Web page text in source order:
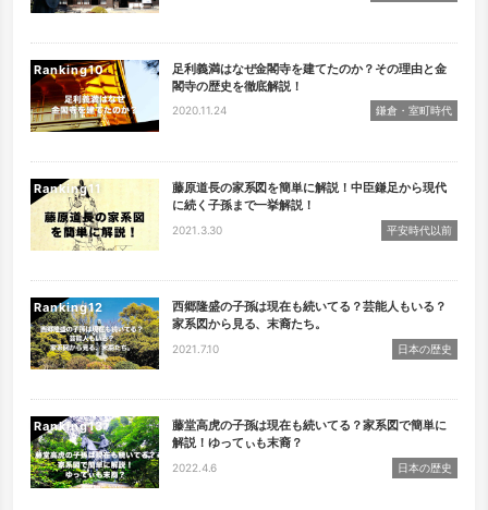
Ranking
足利義満はなぜ金閣寺を建てたのか？その理由と金
閣寺の歴史を徹底解説！
2020.11.24 鎌倉・室町時代
Ranking
藤原道長の家系図を簡単に解説！中臣鎌足から現代
に続く子孫まで一挙解説！
2021.3.30 平安時代以前
Ranking
西郷隆盛の子孫は現在も続いてる？芸能人もいる？
家系図から見る、末裔たち。
2021.7.10 日本の歴史
Ranking
藤堂高虎の子孫は現在も続いてる？家系図で簡単に
解説！ゆってぃも末裔？
2022.4.6 日本の歴史